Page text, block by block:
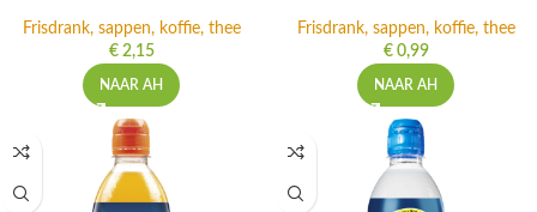
Frisdrank, sappen, koffie, thee
€2,15
NAAR AH
Frisdrank, sappen, koffie, thee
€0,99
NAAR AH